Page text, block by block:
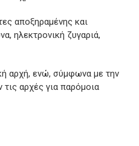
αποξηραμένης και
ηλεκτρονική ζυγαριά,
αρχή, ενώ, σύμφωνα με την
αρχές για παρόμοια